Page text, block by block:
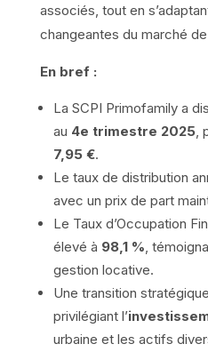
associés, tout en
changeantes du marché de
En bref :
La SCPI Primofamily a
au 4e trimestre 2025,
7,95 €.
Le taux de distribution
avec un prix de part
Le Taux d’Occupation
élevé à 98,1 % ,
gestion locative.
Une transition
privilégiant l’
urbaine et les actifs